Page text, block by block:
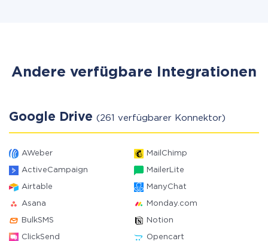
Andere verfügbare Integrationen
Google Drive (261 verfügbarer Konnektor)
AWeber MailChimp
ActiveCampaign MailerLite
Airtable ManyChat
Asana Monday.com
BulkSMS Notion
ClickSend Opencart